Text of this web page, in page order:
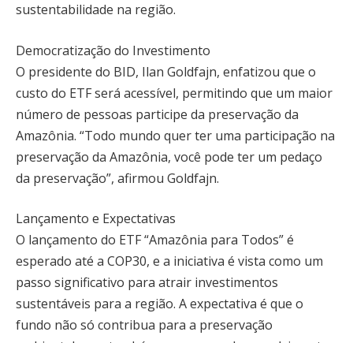
sustentabilidade na região.
Democratização do Investimento
O presidente do BID, Ilan Goldfajn, enfatizou que o
custo do ETF será acessível, permitindo que um maior
número de pessoas participe da preservação da
Amazônia. “Todo mundo quer ter uma participação na
preservação da Amazônia, você pode ter um pedaço
da preservação”, afirmou Goldfajn.
Lançamento e Expectativas
O lançamento do ETF “Amazônia para Todos” é
esperado até a COP30, e a iniciativa é vista como um
passo significativo para atrair investimentos
sustentáveis para a região. A expectativa é que o
fundo não só contribua para a preservação